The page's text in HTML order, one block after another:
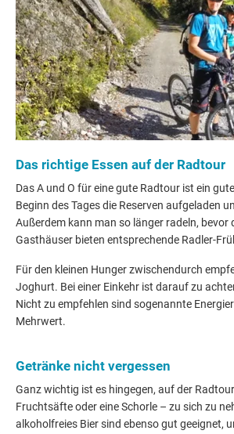
Das richtige Essen auf der Radtour
Das A und O für eine gute Radtour ist ein
Beginn des Tages die Reserven aufgeladen
Außerdem kann man so länger radeln,
Gasthäuser bieten entsprechende Radler-
Für den kleinen Hunger zwischendurch
Joghurt. Bei einer Einkehr ist darauf zu
Nicht zu empfehlen sind sogenannte
Mehrwert.
Getränke nicht vergessen
Ganz wichtig ist es hingegen, auf der
Fruchtsäfte oder eine Schorle – zu sich zu
alkoholfreies Bier sind ebenso gut geeignet,